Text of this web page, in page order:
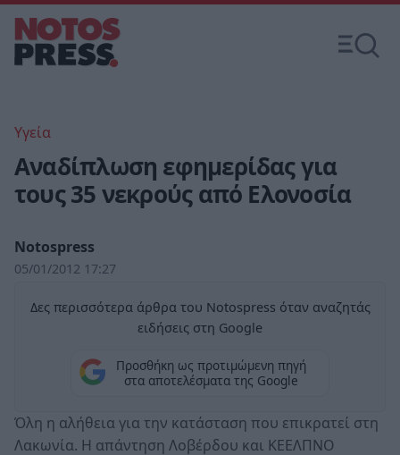
Υγεία
Αναδίπλωση εφημερίδας για
τους 35 νεκρούς από Ελονοσία
Notospress
05/01/2012 17:27
Δες περισσότερα άρθρα του Notospress όταν αναζητάς
ειδήσεις στη Google
Προσθήκη ως προτιμώμενη πηγή
στα αποτελέσματα της Google
Όλη η αλήθεια για την κατάσταση που επικρατεί στη
Λακωνία. Η απάντηση Λοβέρδου και ΚΕΕΛΠΝΟ